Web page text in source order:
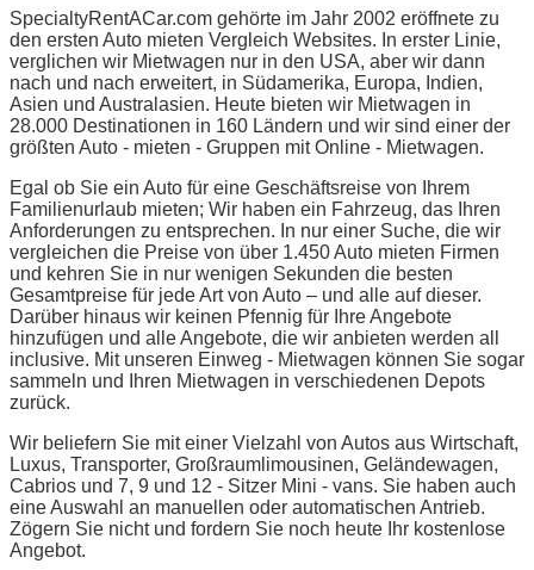
SpecialtyRentACar.com gehörte im Jahr 2002 eröffnete zu
den ersten Auto mieten Vergleich Websites. In erster Linie,
verglichen wir Mietwagen nur in den USA, aber wir dann
nach und nach erweitert, in Südamerika, Europa, Indien,
Asien und Australasien. Heute bieten wir Mietwagen in
28.000 Destinationen in 160 Ländern und wir sind einer der
größten Auto - mieten - Gruppen mit Online - Mietwagen.
Egal ob Sie ein Auto für eine Geschäftsreise von Ihrem
Familienurlaub mieten; Wir haben ein Fahrzeug, das Ihren
Anforderungen zu entsprechen. In nur einer Suche, die wir
vergleichen die Preise von über 1.450 Auto mieten Firmen
und kehren Sie in nur wenigen Sekunden die besten
Gesamtpreise für jede Art von Auto – und alle auf dieser.
Darüber hinaus wir keinen Pfennig für Ihre Angebote
hinzufügen und alle Angebote, die wir anbieten werden all
inclusive. Mit unseren Einweg - Mietwagen können Sie sogar
sammeln und Ihren Mietwagen in verschiedenen Depots
zurück.
Wir beliefern Sie mit einer Vielzahl von Autos aus Wirtschaft,
Luxus, Transporter, Großraumlimousinen, Geländewagen,
Cabrios und 7, 9 und 12 - Sitzer Mini - vans. Sie haben auch
eine Auswahl an manuellen oder automatischen Antrieb.
Zögern Sie nicht und fordern Sie noch heute Ihr kostenlose
Angebot.